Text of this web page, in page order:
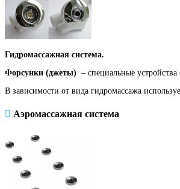
Гидромассажная система.
Форсунки (джеты) – специальные
В зависимости от вида гидромассажа
Аэромассажная система